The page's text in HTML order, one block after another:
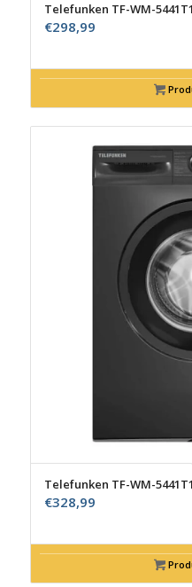
Telefunken TF-WM-
€298,99
Telefunken TF-WM-
€328,99